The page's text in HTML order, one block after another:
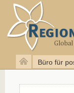
Büro für